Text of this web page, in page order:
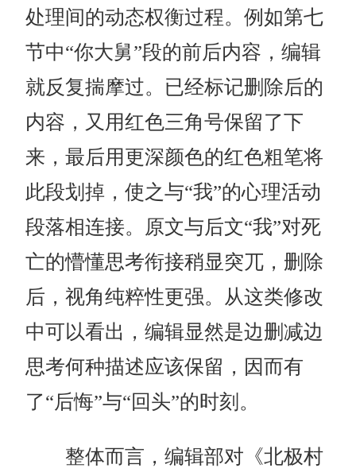
处理间的动态权衡过程。例如第七
节中“你大舅”段的前后内容，编辑
就反复揣摩过。已经标记删除后的
内容，又用红色三角号保留了下
来，最后用更深颜色的红色粗笔将
此段划掉，使之与“我”的心理活动
段落相连接。原文与后文“我”对死
亡的懵懂思考衔接稍显突兀，删除
后，视角纯粹性更强。从这类修改
中可以看出，编辑显然是边删减边
思考何种描述应该保留，因而有
了“后悔”与“回头”的时刻。
整体而言，编辑部对《北极村